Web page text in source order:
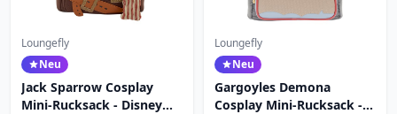
Loungefly
Neu
Jack Sparrow Cosplay
Mini-Rucksack - Disney
Loungefly
Neu
Gargoyles Demona
Cosplay Mini-Rucksack -